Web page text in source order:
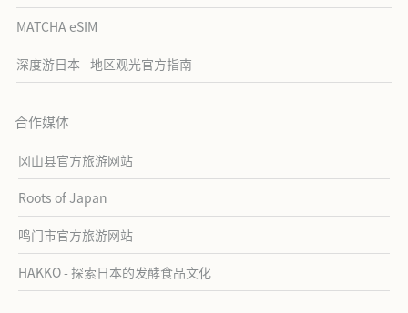
MATCHA eSIM
深度游日本 - 地区观光官方指南
合作媒体
冈山县官方旅游网站
Roots of Japan
鸣门市官方旅游网站
HAKKO - 探索日本的发酵食品文化